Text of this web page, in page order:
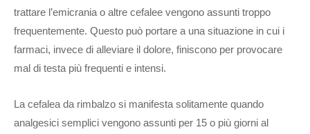
trattare l’emicrania o altre cefalee vengono assunti troppo
frequentemente. Questo può portare a una situazione in cui i
farmaci, invece di alleviare il dolore, finiscono per provocare
mal di testa più frequenti e intensi.
La cefalea da rimbalzo si manifesta solitamente quando
analgesici semplici vengono assunti per 15 o più giorni al